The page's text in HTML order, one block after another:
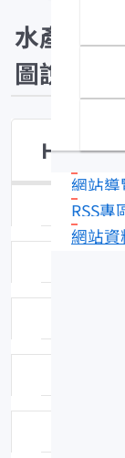
網站導
RSS專
網站資
水產生物
圖說
日期：